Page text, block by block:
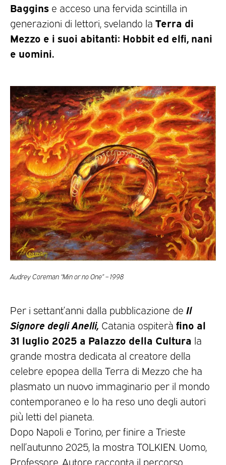
Baggins e acceso una fervida scintilla in
generazioni di lettori, svelando la Terra di
Mezzo e i suoi abitanti: Hobbit ed elfi, nani
e uomini.
Audrey Coreman “Min or no One” – 1998
Per i settant’anni dalla pubblicazione de Il
Signore degli Anelli, Catania ospiterà fino al
31 luglio 2025 a Palazzo della Cultura la
grande mostra dedicata al creatore della
celebre epopea della Terra di Mezzo che ha
plasmato un nuovo immaginario per il mondo
contemporaneo e lo ha reso uno degli autori
più letti del pianeta.
Dopo Napoli e Torino, per finire a Trieste
nell’autunno 2025, la mostra TOLKIEN. Uomo,
Professore, Autore racconta il percorso